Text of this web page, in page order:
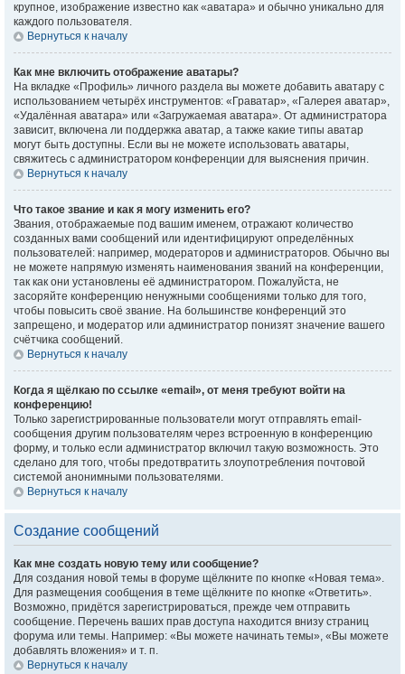
крупное, изображение известно как «аватара» и обычно уникально для
каждого пользователя.
Вернуться к началу
Как мне включить отображение аватары?
На вкладке «Профиль» личного раздела вы можете добавить аватару с
использованием четырёх инструментов: «Граватар», «Галерея аватар»,
«Удалённая аватара» или «Загружаемая аватара». От администратора
зависит, включена ли поддержка аватар, а также какие типы аватар
могут быть доступны. Если вы не можете использовать аватары,
свяжитесь с администратором конференции для выяснения причин.
Вернуться к началу
Что такое звание и как я могу изменить его?
Звания, отображаемые под вашим именем, отражают количество
созданных вами сообщений или идентифицируют определённых
пользователей: например, модераторов и администраторов. Обычно вы
не можете напрямую изменять наименования званий на конференции,
так как они установлены её администратором. Пожалуйста, не
засоряйте конференцию ненужными сообщениями только для того,
чтобы повысить своё звание. На большинстве конференций это
запрещено, и модератор или администратор понизят значение вашего
счётчика сообщений.
Вернуться к началу
Когда я щёлкаю по ссылке «email», от меня требуют войти на
конференцию!
Только зарегистрированные пользователи могут отправлять email-
сообщения другим пользователям через встроенную в конференцию
форму, и только если администратор включил такую возможность. Это
сделано для того, чтобы предотвратить злоупотребления почтовой
системой анонимными пользователями.
Вернуться к началу
Создание сообщений
Как мне создать новую тему или сообщение?
Для создания новой темы в форуме щёлкните по кнопке «Новая тема».
Для размещения сообщения в теме щёлкните по кнопке «Ответить».
Возможно, придётся зарегистрироваться, прежде чем отправить
сообщение. Перечень ваших прав доступа находится внизу страниц
форума или темы. Например: «Вы можете начинать темы», «Вы можете
добавлять вложения» и т. п.
Вернуться к началу